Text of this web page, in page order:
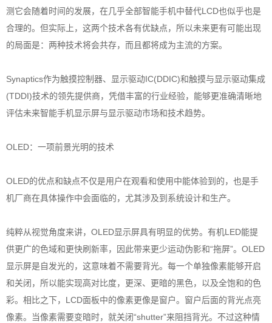
测它会随着时间的发展，在几乎全部智能手机中替代LCD也似乎也是
合理的。但实际上，这两个技术各有优缺点，所以未来更有可能出现
的局面是：两种技术将会共存，而且都将成为主流的方案。
Synaptics作为触摸控制器、显示驱动IC(DDIC)和触摸与显示驱动集成
(TDDI)技术的领先提供商，凭借丰富的行业经验，能够更准确清晰地
评估未来智能手机显示屏与显示驱动市场和技术趋势。
OLED：一项前景光明的技术
OLED的优点和缺点不仅是用户在观看和使用中能体验到的，也是手
机厂商在具体操作中会面临的，尤其涉及到系统设计和生产。
纯粹从视觉角度来讲，OLED显示屏具有明显的优势。有机LED能提
供更广的色域和更快刷新率，因此带来更少运动伪影和“拖屏”。OLED
显示屏是自发光的，这意味着不需要背光。每一个单独像素能够开启
和关闭，所以能实现高对比度，更深、更暗的黑色，以及全饱和的色
彩。相比之下，LCD面板中的像素更像是窗户。窗户后面的背光点亮
像素。当像素需要变暗时，就关闭“shutter”来阻挡背光。不过这种情